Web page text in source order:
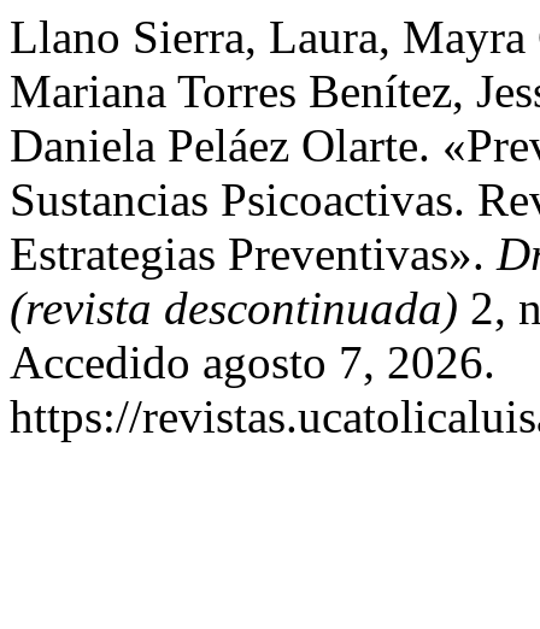
Llano Sierra, Laura,
Mariana Torres Benítez,
Daniela Peláez Olarte.
Sustancias Psicoactivas.
Estrategias Preventivas».
(revista descontinuada) 2,
Accedido agosto 7, 2026.
https://